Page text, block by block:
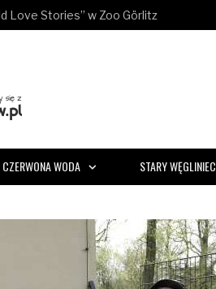
Love Stories” w Zoo Görlitz
CZERWONA WODA STARY WĘGLINIEC